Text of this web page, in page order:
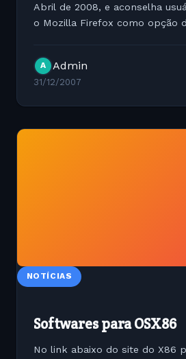
Abril de 2008, e aconselha
o Mozilla Firefox como opção
fonte do...
A Admin
31/12/2007
NOTÍCIAS
Softwares para OSX86
No link abaixo do site do X86